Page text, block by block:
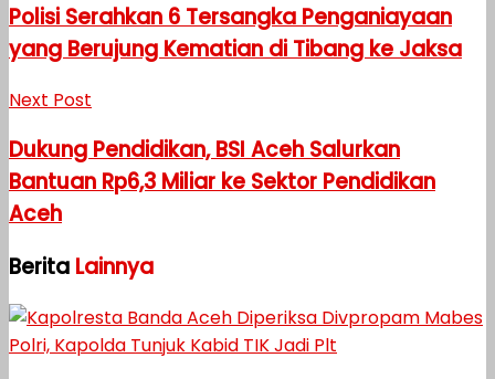
Polisi Serahkan 6 Tersangka Penganiayaan
yang Berujung Kematian di Tibang ke Jaksa
Next Post
Dukung Pendidikan, BSI Aceh Salurkan
Bantuan Rp6,3 Miliar ke Sektor Pendidikan
Aceh
Berita Lainnya